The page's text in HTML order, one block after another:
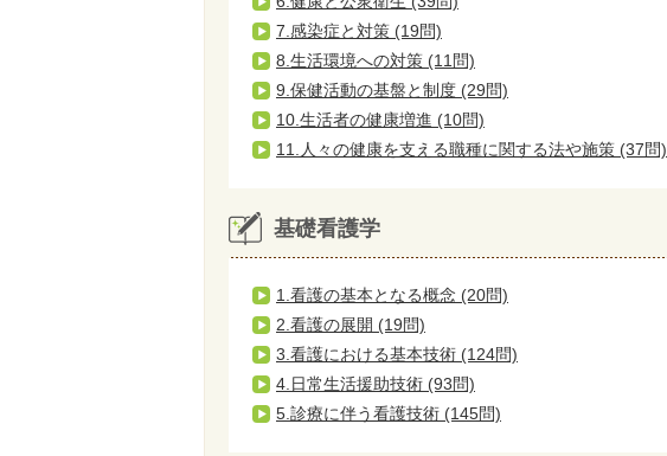
7.感染症と対策 (19問)
8.生活環境への対策 (11問)
9.保健活動の基盤と制度 (29問)
10.生活者の健康増進 (10問)
11.人々の健康を支える職種に関する法や施策 (37問)
基礎看護学
1.看護の基本となる概念 (20問)
2.看護の展開 (19問)
3.看護における基本技術 (124問)
4.日常生活援助技術 (93問)
5.診療に伴う看護技術 (145問)